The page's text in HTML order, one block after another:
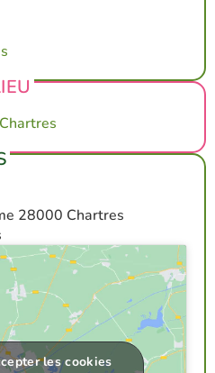
28000 Chartres
les cookies